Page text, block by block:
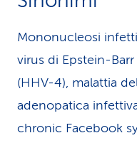
Mononucleosi
virus di Epstein-
(HHV-4), malattia
adenopatica
chronic Facebook